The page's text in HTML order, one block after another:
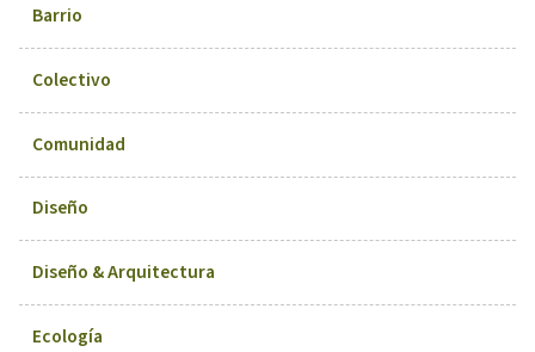
Barrio
Colectivo
Comunidad
Diseño
Diseño & Arquitectura
Ecología